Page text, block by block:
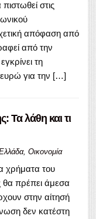
στις
απόφαση από
από την
τη
για την […]
Τα λάθη και τι
, Οικονομία
χρήματα του
θα πρέπει άμεσα
στην αίτησή
δεν κατέστη